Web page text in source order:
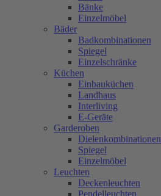
Bänke
Einzelmöbel
Bäder
Badkombinationen
Spiegel
Einzelschränke
Küchen
Einbauküchen
Landhaus
Interliving
E-Geräte
Garderoben
Dielenkombinationen
Spiegel
Einzelmöbel
Leuchten
Deckenleuchten
Pendelleuchten